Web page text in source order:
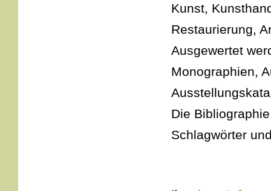
Kunst,
Restaurierung,
Ausgewertet
Monographien,
Die
Schlagwörter